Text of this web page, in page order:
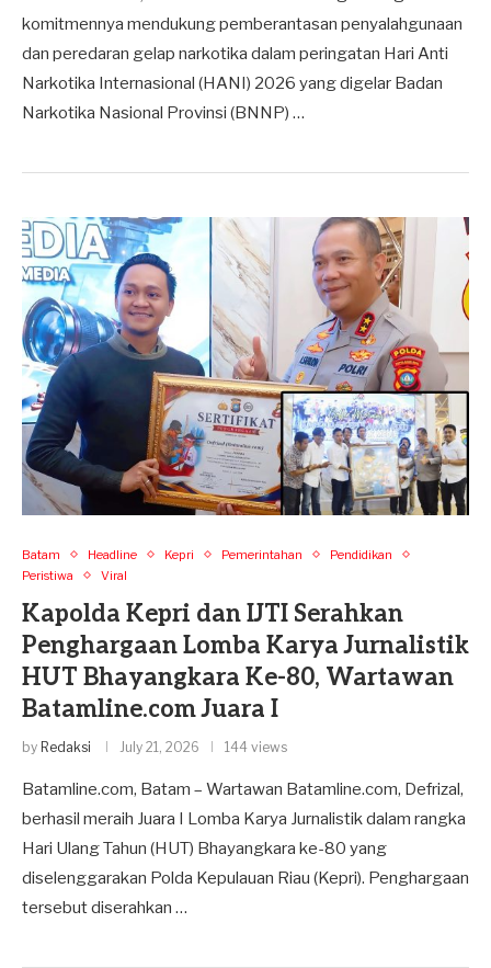
komitmennya mendukung pemberantasan penyalahgunaan
dan peredaran gelap narkotika dalam peringatan Hari Anti
Narkotika Internasional (HANI) 2026 yang digelar Badan
Narkotika Nasional Provinsi (BNNP) …
Batam Headline Kepri Pemerintahan
Pendidikan
Peristiwa
Viral
Kapolda Kepri dan IJTI Serahkan
Penghargaan Lomba Karya Jurnalistik
HUT Bhayangkara Ke-80, Wartawan
Batamline.com Juara I
by Redaksi July 21, 2026 144 views
Batamline.com, Batam – Wartawan Batamline.com, Defrizal,
berhasil meraih Juara I Lomba Karya Jurnalistik dalam rangka
Hari Ulang Tahun (HUT) Bhayangkara ke-80 yang
diselenggarakan Polda Kepulauan Riau (Kepri). Penghargaan
tersebut diserahkan …